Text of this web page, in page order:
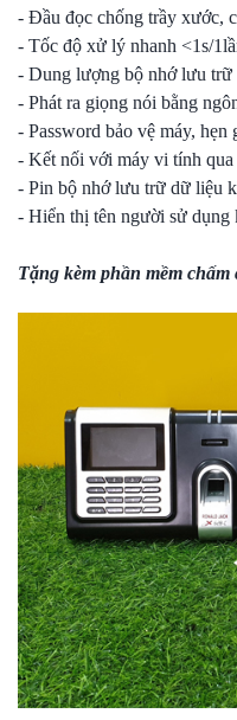
- Đầu đọc chống trầy xước,
- Tốc độ xử lý nhanh <1s/
- Dung lượng bộ nhớ lưu trữ
- Phát ra giọng nói bằng
- Password bảo vệ máy,
- Kết nối với máy vi tính
- Pin bộ nhớ lưu trữ dữ liệu
- Hiển thị tên người sử dụng
Tặng kèm phần mềm